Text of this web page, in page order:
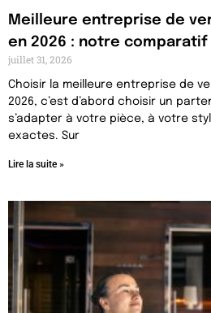
Meilleure entreprise de
en 2026 : notre comparatif
juillet 31, 2026
Choisir la meilleure entreprise de
2026, c’est d’abord choisir un
s’adapter à votre pièce, à votre
exactes. Sur
Lire la suite »